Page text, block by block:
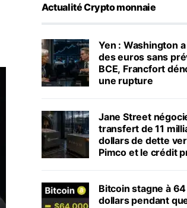
Actualité Crypto monnaie
Yen : Washington
des euros sans
BCE, Francfort
une rupture
Jane Street
transfert de 11
dollars de dette
Pimco et le crédit
Bitcoin stagne à
dollars pendant